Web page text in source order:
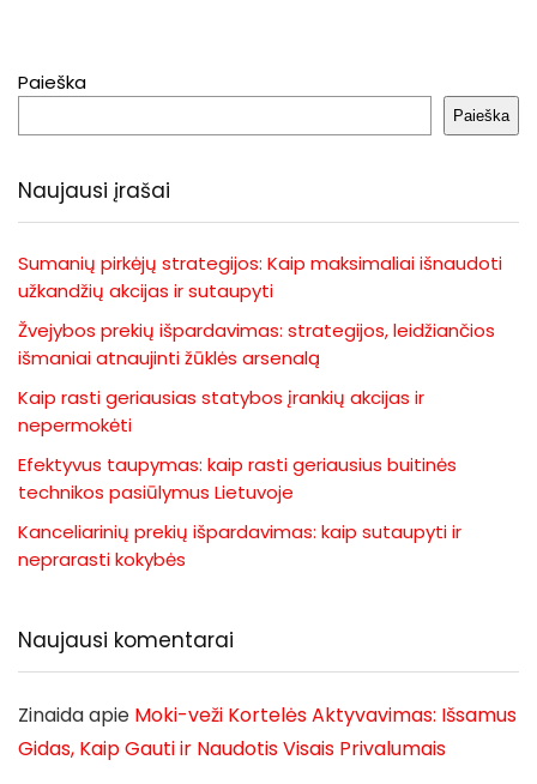
Paieška
Paieška
Naujausi įrašai
Sumanių pirkėjų strategijos: Kaip maksimaliai išnaudoti
užkandžių akcijas ir sutaupyti
Žvejybos prekių išpardavimas: strategijos, leidžiančios
išmaniai atnaujinti žūklės arsenalą
Kaip rasti geriausias statybos įrankių akcijas ir
nepermokėti
Efektyvus taupymas: kaip rasti geriausius buitinės
technikos pasiūlymus Lietuvoje
Kanceliarinių prekių išpardavimas: kaip sutaupyti ir
neprarasti kokybės
Naujausi komentarai
Zinaidaapie Moki-veži Kortelės Aktyvavimas: Išsamus
Gidas, Kaip Gauti ir Naudotis Visais Privalumais